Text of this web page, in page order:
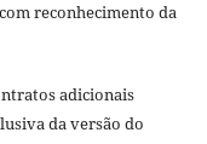
reconhecimento da
adicionais
da versão do